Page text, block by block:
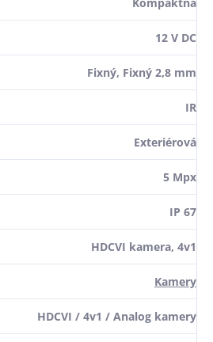
12 V DC
Fixný, Fixný 2,8 mm
IR
Exteriérová
5 Mpx
IP 67
HDCVI kamera, 4v1
Kamery
HDCVI / 4v1 / Analog kamery